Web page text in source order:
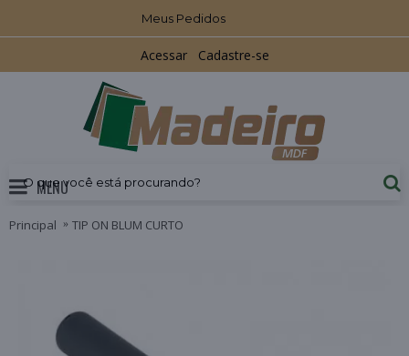
Meus Pedidos
Acessar Cadastre-se
MENU
Principal TIP ON BLUM CURTO